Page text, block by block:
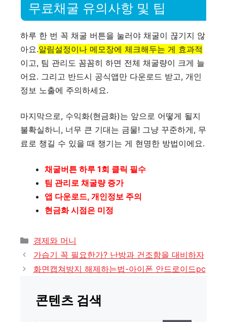
무료채굴 유의사항 및 팁
하루 한 번 꼭 채굴 버튼을 눌러야 채굴이 끊기지 않
아요.알림설정이나 메모장에 체크해두는 게 효과적
이고, 팀 관리도 꼼꼼히 하면 전체 채굴량이 크게 늘
어요. 그리고 반드시 공식앱만 다운로드 받고, 개인
정보 노출에 주의하세요.
마지막으로, 수익화(현금화)는 앞으로 어떻게 될지
불확실하니, 너무 큰 기대는 금물! 그냥 꾸준하게, 무
료로 챙길 수 있을 때 챙기는 게 현명한 방법이에요.
채굴버튼 하루 1회 클릭 필수
팀 관리로 채굴량 증가
앱 다운로드, 개인정보 주의
현금화 시점은 미정
카
테
리
경제와 머니
가습기 꼭 필요한가? 난방과 건조함을 대비하자
화면캡쳐방지 해제하는법-아이폰 안드로이드pc
콘텐츠 검색